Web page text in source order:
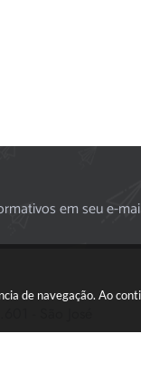
de navegação. Ao
em seu e-